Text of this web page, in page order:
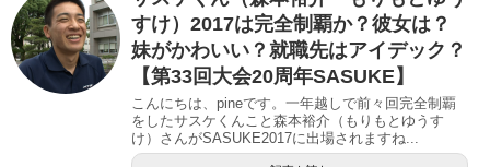
すけ）2017は完全制覇か？彼女は？
妹がかわいい？就職先はアイデック？
【第33回大会20周年SASUKE】
こんにちは、pineです。一年越しで前々回完全制覇
をしたサスケくんこと森本裕介（もりもとゆうす
け）さんがSASUKE2017に出場されますね...